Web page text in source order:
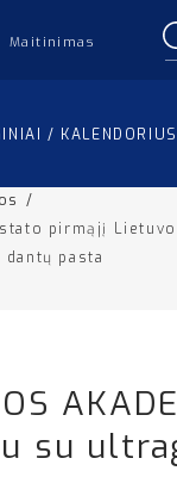
Maitinimas
/ KALENDORIUS
/
pirmąjį
pasta
su